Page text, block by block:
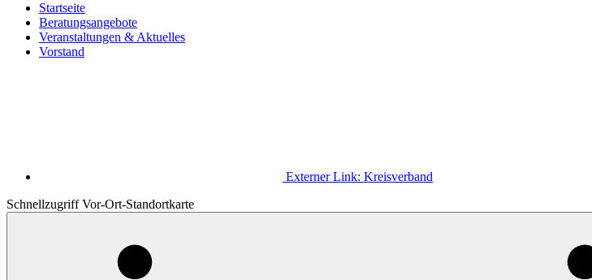
Startseite
Beratungsangebote
Veranstaltungen & Aktuelles
Vorstand
Externer Link: Kreisverband
Schnellzugriff Vor-Ort-Standortkarte